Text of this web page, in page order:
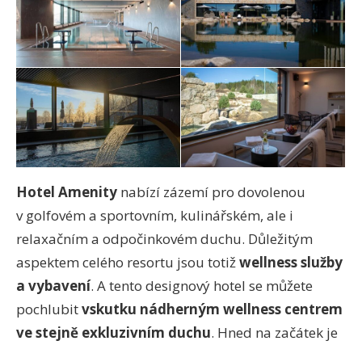
Hotel Amenity nabízí zázemí pro dovolenou
v golfovém a sportovním, kulinářském, ale i
relaxačním a odpočinkovém duchu. Důležitým
aspektem celého resortu jsou totižwellness služby
a vybavení. A tento designový hotel se můžete
pochlubitvskutku nádherným wellness centrem
ve stejně exkluzivním duchu. Hned na začátek je